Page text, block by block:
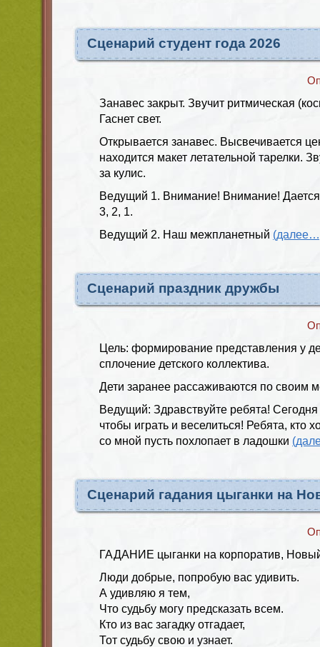
Сценарий студент года 2026
Занавес закрыт. Звучит ритмическая
Гаснет свет.
Открывается занавес. Высвечивается
находится макет летательной тарелки.
за кулис.
Ведущий 1. Внимание! Внимание! Дается
3, 2, 1.
Ведущий 2. Наш межпланетный
Сценарий праздник дружбы
Цель: формирование представления у
сплочение детского коллектива.
Дети заранее рассаживаются по своим
Ведущий: Здравствуйте ребята!
чтобы играть и веселиться! Ребята, кто
со мной пусть похлопает в ладошки
Сценарий гадания цыганки на
ГАДАНИЕ цыганки на корпоратив,
Люди добрые, попробую вас удивить.
А удивляю я тем,
Что судьбу могу предсказать всем.
Кто из вас загадку отгадает,
Тот судьбу свою и узнает.